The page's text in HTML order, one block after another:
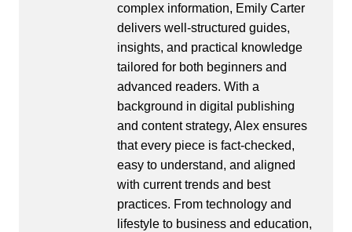
complex information, Emily Carter
delivers well-structured guides,
insights, and practical knowledge
tailored for both beginners and
advanced readers. With a
background in digital publishing
and content strategy, Alex ensures
that every piece is fact-checked,
easy to understand, and aligned
with current trends and best
practices. From technology and
lifestyle to business and education,